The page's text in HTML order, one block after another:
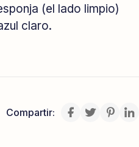
(el lado limpio)
claro.
Compartir: